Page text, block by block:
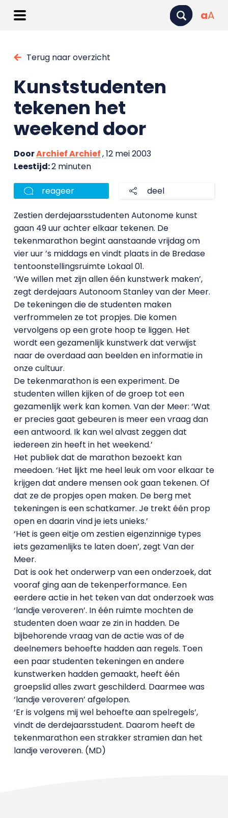
aA
Terug naar overzicht
Kunststudenten
tekenen het
weekend door
DoorArchief Archief, 12 mei 2003
Leestijd:2 minuten
reageer deel
Zestien derdejaarsstudenten Autonome kunst
gaan 49 uur achter elkaar tekenen. De
tekenmarathon begint aanstaande vrijdag om
vier uur ’s middags en vindt plaats in de Bredase
tentoonstellingsruimte Lokaal 01.
‘We willen met zijn allen één kunstwerk maken’,
zegt derdejaars Autonoom Stanley van der Meer.
De tekeningen die de studenten maken
verfrommelen ze tot propjes. Die komen
vervolgens op een grote hoop te liggen. Het
wordt een gezamenlijk kunstwerk dat verwijst
naar de overdaad aan beelden en informatie in
onze cultuur.
De tekenmarathon is een experiment. De
studenten willen kijken of de groep tot een
gezamenlijk werk kan komen. Van der Meer: ‘Wat
er precies gaat gebeuren is meer een vraag dan
een antwoord. Ik kan wel alvast zeggen dat
iedereen zin heeft in het weekend.’
Het publiek dat de marathon bezoekt kan
meedoen. ‘Het lijkt me heel leuk om voor elkaar te
krijgen dat andere mensen ook gaan tekenen. Of
dat ze de propjes open maken. De berg met
tekeningen is een schatkamer. Je trekt één prop
open en daarin vind je iets unieks.’
‘Het is geen eitje om zestien eigenzinnige types
iets gezamenlijks te laten doen’, zegt Van der
Meer.
Dat is ook het onderwerp van een onderzoek, dat
vooraf ging aan de tekenperformance. Een
eerdere actie in het teken van dat onderzoek was
‘landje veroveren’. In één ruimte mochten de
studenten doen waar ze zin in hadden. De
bijbehorende vraag van de actie was of de
deelnemers behoefte hadden aan regels. Toen
een paar studenten tekeningen en andere
kunstwerken hadden gemaakt, heeft één
groepslid alles zwart geschilderd. Daarmee was
‘landje veroveren’ afgelopen.
‘Er is volgens mij wel behoefte aan spelregels’,
vindt de derdejaarsstudent. Daarom heeft de
tekenmarathon een strakker stramien dan het
landje veroveren. (MD)